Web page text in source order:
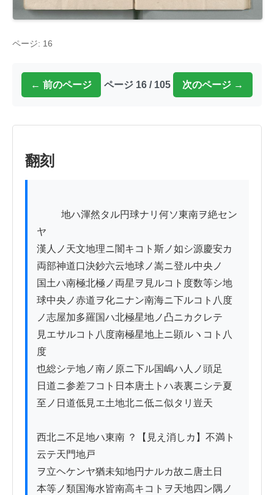
ページ: 16
← 前のページ ページ 16 / 105 次のページ →
翻刻
ヤ
漢人ノ天文地理ニ闇キコト斯ノ如シ源慶安カ
両部神道口決鈔六云地球ノ嵩ニ登ル中央ノ
国土ハ南極北極ノ両星ヲ見ルコト度数等シ地
球中央ノ赤道ヲ化ニナン南海ニ下ルコト八度
ノ志屋加多羅国ハ北極星地ノ凸ニカクレテ
見エサルコト八度南極星地上ニ顕ルヽコト八
度
也総シテ地ノ南ノ原ニ下ル国嶋ハ人ノ頭足
日道ニ参差フコト日本唐土トハ表裏ニシテ夏
至ノ日道低見エ土地北ニ低ニ似タリ豈天
西北ニ不足地ハ東南 ？【見え消しカ】不満ト
云テ天門地戸
ヲ立ヘケンヤ猶未知地円ナルカ故ニ唐土日
本等ノ類国海水皆南高キコトヲ天地四ン隅ノ